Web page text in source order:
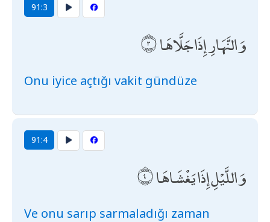
91:3
وَالنَّهَارِ إِذَا جَلَّاهَا
Onu iyice açtığı vakit gündüze
91:4
وَاللَّيْلِ إِذَا يَغْشَاهَا
Ve onu sarıp sarmaladığı zaman